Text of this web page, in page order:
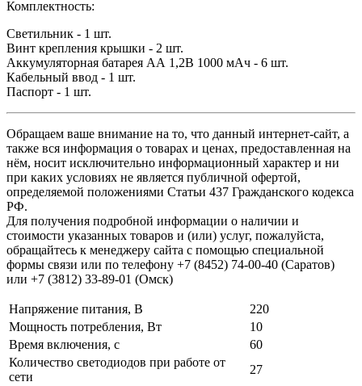
Комплектность:
Светильник - 1 шт.
Винт крепления крышки - 2 шт.
Аккумуляторная батарея АА 1,2В 1000 мАч - 6 шт.
Кабельный ввод - 1 шт.
Паспорт - 1 шт.
Обращаем ваше внимание на то, что данный интернет-сайт, а
также вся информация о товарах и ценах, предоставленная на
нём, носит исключительно информационный характер и ни
при каких условиях не является публичной офертой,
определяемой положениями Статьи 437 Гражданского кодекса
РФ.
Для получения подробной информации о наличии и
стоимости указанных товаров и (или) услуг, пожалуйста,
обращайтесь к менеджеру сайта с помощью специальной
формы связи или по телефону +7 (8452) 74-00-40 (Саратов)
или +7 (3812) 33-89-01 (Омск)
Напряжение питания, В
220
Мощность потребления, Вт
10
Время включения, с
60
Количество светодиодов при работе от
сети
27